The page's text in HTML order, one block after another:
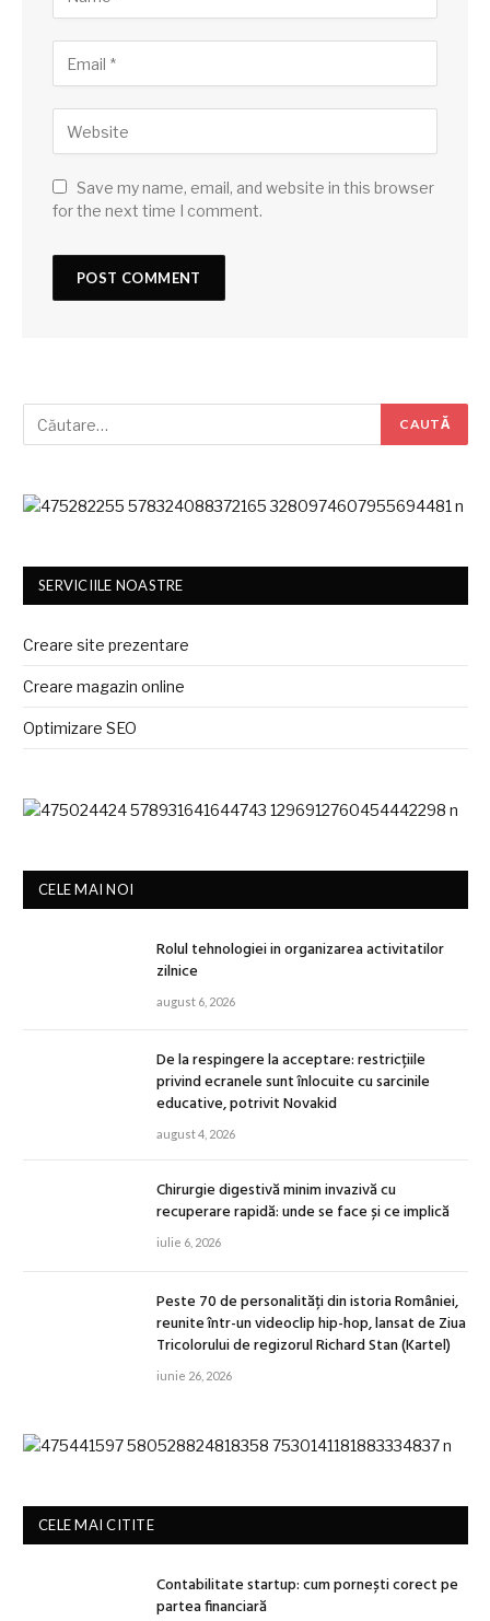
Save my name, email, and website in this browser
for the next time I comment.
SERVICIILE NOASTRE
Creare site prezentare
Creare magazin online
Optimizare SEO
CELE MAI NOI
Rolul tehnologiei in organizarea activitatilor
zilnice
august 6, 2026
De la respingere la acceptare: restricțiile
privind ecranele sunt înlocuite cu sarcinile
educative, potrivit Novakid
august 4, 2026
Chirurgie digestivă minim invazivă cu
recuperare rapidă: unde se face și ce implică
iulie 6, 2026
Peste 70 de personalități din istoria României,
reunite într-un videoclip hip-hop, lansat de Ziua
Tricolorului de regizorul Richard Stan (Kartel)
iunie 26, 2026
CELE MAI CITITE
Contabilitate startup: cum pornești corect pe
partea financiară